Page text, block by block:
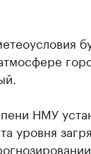
НМУ
уровня